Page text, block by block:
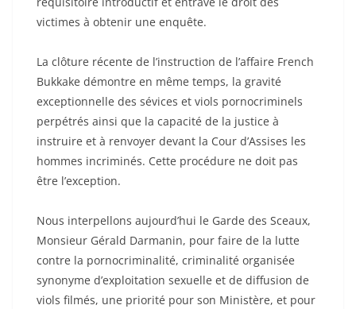
victimes à obtenir une enquête.
La clôture récente de l’instruction de l’affaire French
Bukkake démontre en même temps, la gravité
exceptionnelle des sévices et viols pornocriminels
perpétrés ainsi que la capacité de la justice à
instruire et à renvoyer devant la Cour d’Assises les
hommes incriminés. Cette procédure ne doit pas
être l’exception.
Nous interpellons aujourd’hui le Garde des Sceaux,
Monsieur Gérald Darmanin, pour faire de la lutte
contre la pornocriminalité, criminalité organisée
synonyme d’exploitation sexuelle et de diffusion de
viols filmés, une priorité pour son Ministère, et pour